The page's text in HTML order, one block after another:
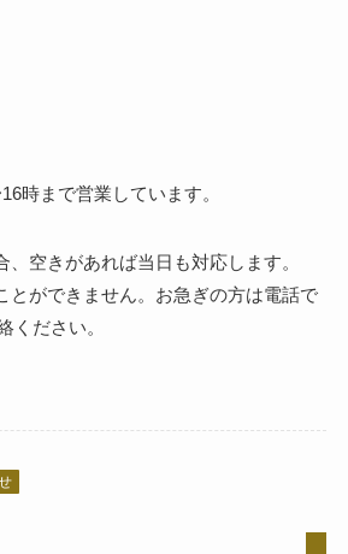
時まで営業しています。
空きがあれば当日も対応します。
とができません。お急ぎの方は電話で
ください。